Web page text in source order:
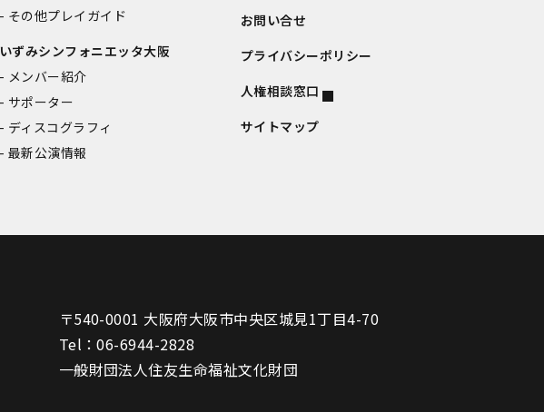
その他プレイガイド
いずみシンフォニエッタ大阪
メンバー紹介
サポーター
ディスコグラフィ
最新公演情報
お問い合せ
プライバシーポリシー
人権相談窓口
サイトマップ
〒540-0001 大阪府大阪市中央区城見1丁目4-70
Tel：06-6944-2828
一般財団法人住友生命福祉文化財団